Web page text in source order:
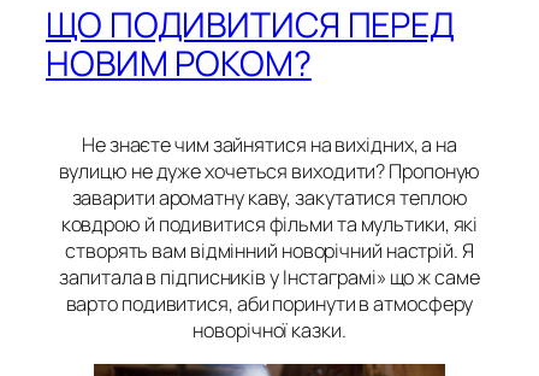
ЩО ПОДИВИТИСЯ ПЕРЕД
НОВИМ РОКОМ?
Не знаєте чим зайнятися на вихідних, а на
вулицю не дуже хочеться виходити? Пропоную
заварити ароматну каву, закутатися теплою
ковдрою й подивитися фільми та мультики, які
створять вам відмінний новорічний настрій. Я
запитала в підписників у Інстаграмі» що ж саме
варто подивитися, аби поринути в атмосферу
новорічної казки.